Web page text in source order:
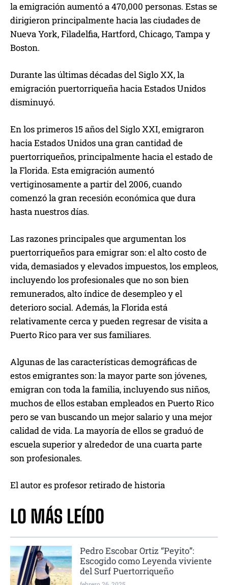
la emigración aumentó a 470,000 personas. Estas se
dirigieron principalmente hacia las ciudades de
Nueva York, Filadelfia, Hartford, Chicago, Tampa y
Boston.
Durante las últimas décadas del Siglo XX, la
emigración puertorriqueña hacia Estados Unidos
disminuyó.
En los primeros 15 años del Siglo XXI, emigraron
hacia Estados Unidos una gran cantidad de
puertorriqueños, principalmente hacia el estado de
la Florida. Esta emigración aumentó
vertiginosamente a partir del 2006, cuando
comenzó la gran recesión económica que dura
hasta nuestros días.
Las razones principales que argumentan los
puertorriqueños para emigrar son: el alto costo de
vida, demasiados y elevados impuestos, los empleos,
incluyendo los profesionales que no son bien
remunerados, alto índice de desempleo y el
deterioro social. Además, la Florida está
relativamente cerca y pueden regresar de visita a
Puerto Rico para ver sus familiares.
Algunas de las características demográficas de
estos emigrantes son: la mayor parte son jóvenes,
emigran con toda la familia, incluyendo sus niños,
muchos de ellos estaban empleados en Puerto Rico
pero se van buscando un mejor salario y una mejor
calidad de vida. La mayoría de ellos se graduó de
escuela superior y alrededor de una cuarta parte
son profesionales.
El autor es profesor retirado de historia
LO MÁS LEÍDO
Pedro Escobar Ortiz “Peyito”:
Escogido como Leyenda viviente
del Surf Puertorriqueño